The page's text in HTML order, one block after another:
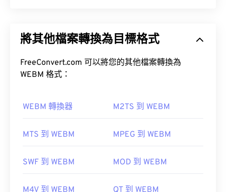
的。它支援章節、字幕、元資料標籤、串流媒體、附
VP8
VP9
Vorbis
VLC 媒體播放器 MPlayer可以在任何作業系統
將其他檔案轉換為目標格式
FreeConvert.com 可以將您的其他檔案轉換為
WEBM 格式：
WEBM 轉換器 M2TS 到 WEBM
MTS 到 WEBM MPEG 到 WEBM
SWF 到 WEBM MOD 到 WEBM